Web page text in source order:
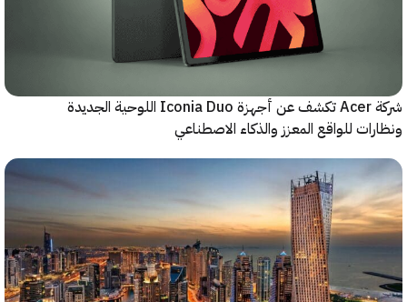
شركة Acer تكشف عن أجهزة Iconia Duo اللوحية الجديدة
للواقع المعزز والذكاء الاصطناعي